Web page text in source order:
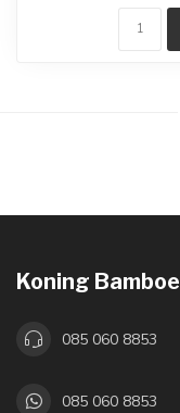
Koning Bamboe
085 060 8853
085 060 8853